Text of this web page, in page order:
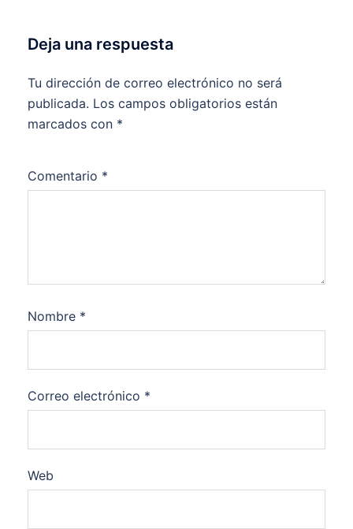
Deja una respuesta
Tu dirección de correo electrónico no será
publicada. Los campos obligatorios están
marcados con *
Comentario *
Nombre *
Correo electrónico *
Web